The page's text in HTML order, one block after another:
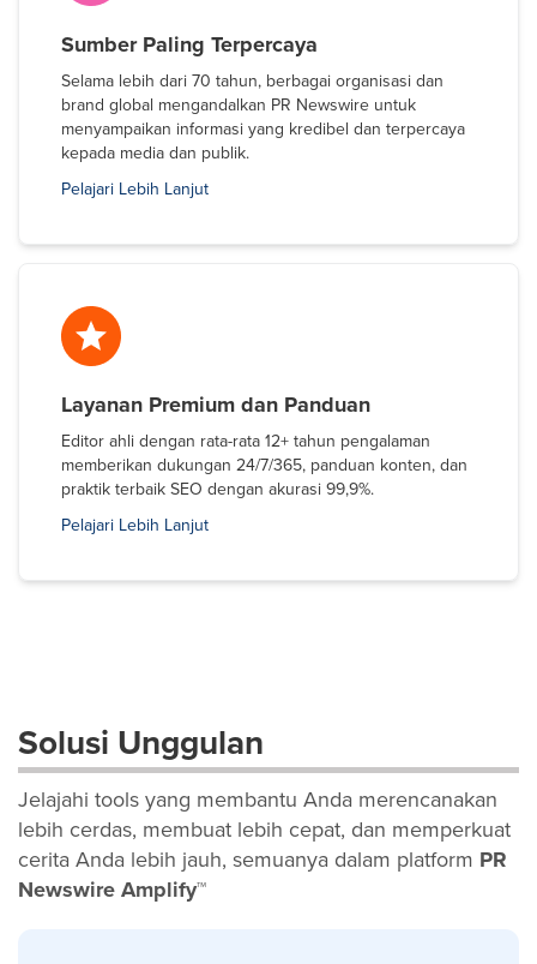
Sumber Paling Terpercaya
Selama lebih dari 70 tahun, berbagai organisasi dan
brand global mengandalkan PR Newswire untuk
menyampaikan informasi yang kredibel dan terpercaya
kepada media dan publik.
Pelajari Lebih Lanjut
Layanan Premium dan Panduan
Editor ahli dengan rata-rata 12+ tahun pengalaman
memberikan dukungan 24/7/365, panduan konten, dan
praktik terbaik SEO dengan akurasi 99,9%.
Pelajari Lebih Lanjut
Solusi Unggulan
Jelajahi tools yang membantu Anda merencanakan
lebih cerdas, membuat lebih cepat, dan memperkuat
cerita Anda lebih jauh, semuanya dalam platform PR
Newswire Amplify™